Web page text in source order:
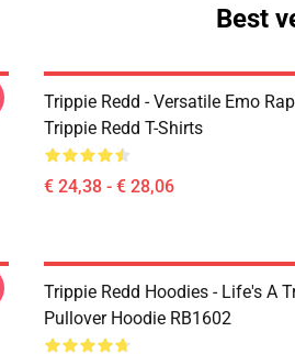
Best
Trippie Redd - Versatile Emo
Trippie Redd T-Shirts
€ 24,38 - € 28,06
Trippie Redd Hoodies - Life's A
Pullover Hoodie RB1602